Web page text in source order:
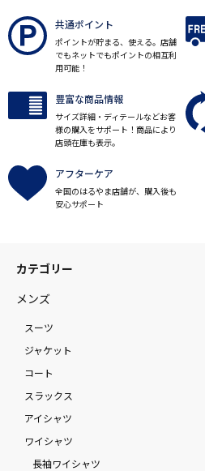
共通ポイント
ポイントが貯まる、使える。店舗
でもネットでもポイントの相互利
用可能！
豊富な商品情報
サイズ詳細・ディテールなどお客
様の購入をサポート！商品により
店頭在庫も表示。
アフターケア
全国のはるやま店舗が、購入後も
安心サポート
カテゴリー
メンズ
スーツ
ジャケット
コート
スラックス
アイシャツ
ワイシャツ
長袖ワイシャツ